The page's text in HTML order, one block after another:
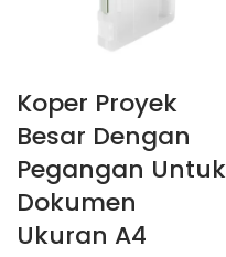
Koper Proyek
Besar Dengan
Pegangan Untuk
Dokumen
Ukuran A4